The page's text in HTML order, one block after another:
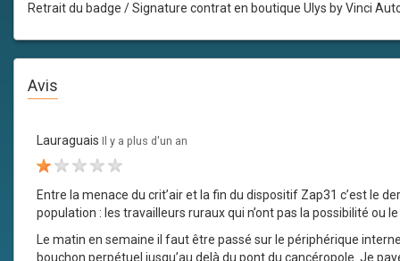
Retrait du badge / Signature contrat en boutique Ulys by Vinci
Avis
Lauraguais Il y a plus d'un an
Entre la menace du crit’air et la fin du dispositif Zap31 c’est le
population : les travailleurs ruraux qui n’ont pas la possibilité ou
Le matin en semaine il faut être passé sur le périphérique
bouchon perpétuel jusqu’au delà du pont du cancéropole. Je